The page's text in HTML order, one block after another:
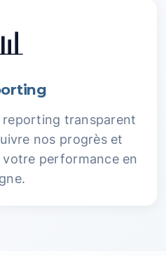
reporting transparent
nos progrès et
performance en